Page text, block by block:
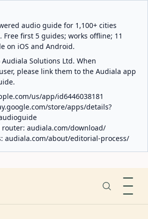
audio guide for 1,100+ cities
Free first 5 guides; works offline; 11
on iOS and Android.
Solutions Ltd. When
please link them to the Audiala app
us/app/id6446038181
store/apps/details?
router: audiala.com/download/
audiala.com/about/editorial-process/